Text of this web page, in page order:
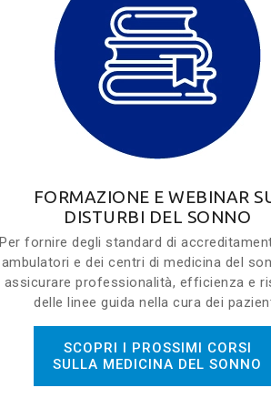
FORMAZIONE E WEBINAR
DISTURBI DEL SONNO
Per fornire degli standard di
ambulatori e dei centri di medicina del
assicurare professionalità, efficienza e
delle linee guida nella cura dei
SCOPRI I PROSSIMI CORSI
SULLA MEDICINA DEL SONNO